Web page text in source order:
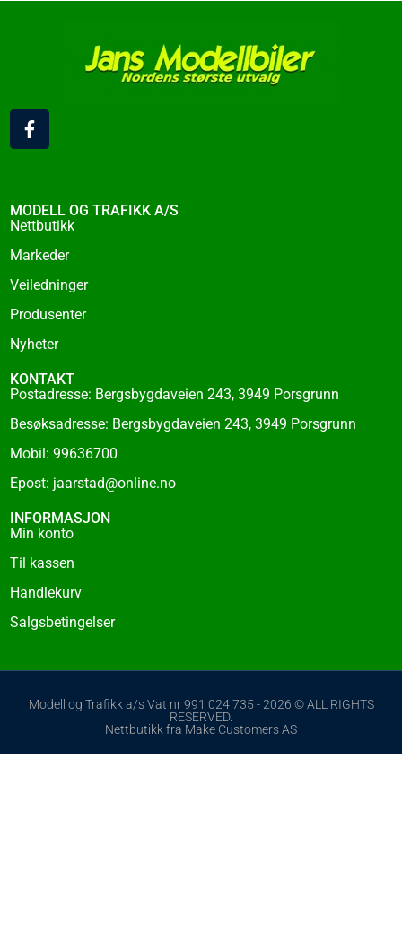
F
a
c
o
o
-
f
MODELL OG TRAFIKK A/S
Nettbutikk
Markeder
Veiledninger
Produsenter
Nyheter
KONTAKT
Postadresse: Bergsbygdaveien 243, 3949 Porsgrunn
Besøksadresse: Bergsbygdaveien 243, 3949 Porsgrunn
Mobil: 99636700
Epost: jaarstad@online.no
INFORMASJON
Min konto
Til kassen
Handlekurv
Salgsbetingelser
Modell og Trafikk a/s Vat nr 991 024 735 - 2026 © ALL RIGHTS
RESERVED.
Nettbutikk fra Make Customers AS